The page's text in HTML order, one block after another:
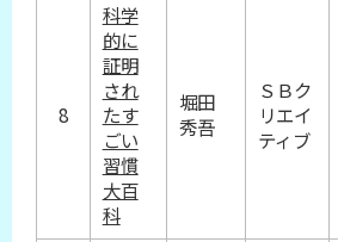
8
科学
的に
証明
され
たす
ごい
習慣
大百
科
堀田
秀吾
ＳＢク
リエイ
ティブ